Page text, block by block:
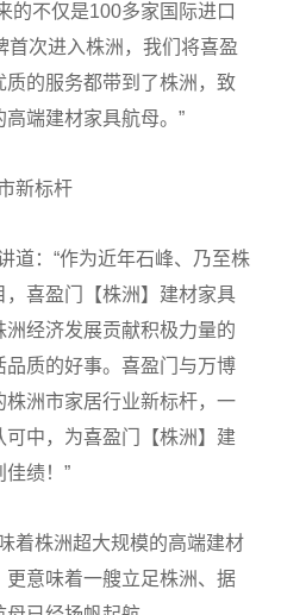
的不仅是100多家国际进口
首次进入株洲，我们将喜盈
的服务都带到了株洲，致
端建材家具航母。”
新标杆
道：“作为近年石峰、乃至株
喜盈门【株洲】建材家具
经济发展贡献积极力量的
质的好事。喜盈门与万博
洲市家居行业新标杆，一
中，为喜盈门【株洲】建
绩！”
着株洲超大规模的高端建材
意味着一艘立足株洲、据